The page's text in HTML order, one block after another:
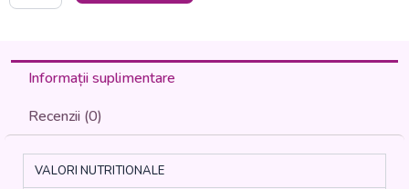
CUPTOR
CARTOFI
Informații suplimentare
Recenzii (0)
VALORI NUTRITIONALE